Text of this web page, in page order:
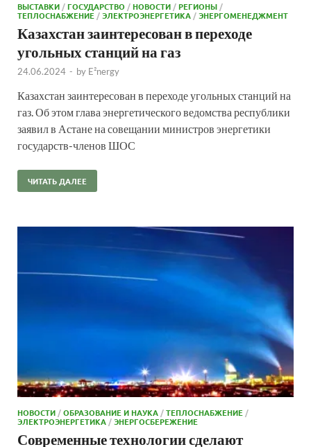
ВЫСТАВКИ/ГОСУДАРСТВО /НОВОСТИ/РЕГИОНЫ/
ТЕПЛОСНАБЖЕНИЕ/ЭЛЕКТРОЭНЕРГЕТИКА/ЭНЕРГОМЕНЕДЖМЕНТ
Казахстан заинтересован в переходе
угольных станций на газ
24.06.2024 - by E²nergy
Казахстан заинтересован в переходе угольных станций на
газ. Об этом глава энергетического ведомства республики
заявил в Астане на совещании министров энергетики
государств-членов ШОС
ЧИТАТЬ ДАЛЕЕ
НОВОСТИ /ОБРАЗОВАНИЕ И НАУКА /ТЕПЛОСНАБЖЕНИЕ /
ЭЛЕКТРОЭНЕРГЕТИКА /ЭНЕРГОСБЕРЕЖЕНИЕ
Современные технологии сделают